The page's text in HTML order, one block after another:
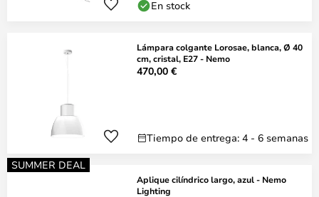
En stock
Lámpara colgante Lorosae, blanca, Ø 40
cm, cristal, E27 - Nemo
470,00 €
Tiempo de entrega: 4 - 6 semanas
SUMMER DEAL
Aplique cilíndrico largo, azul - Nemo
Lighting